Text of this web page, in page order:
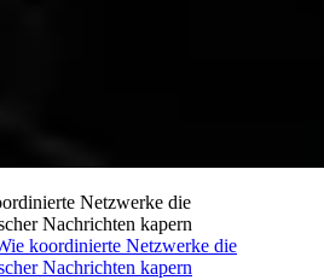
Netzwerke die
Nachrichten kapern
koordinierte Netzwerke die
Nachrichten kapern